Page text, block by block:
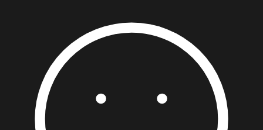
DOCUMENTACIÓN / TUTORIALES
Aprende con nuestros tutoriales